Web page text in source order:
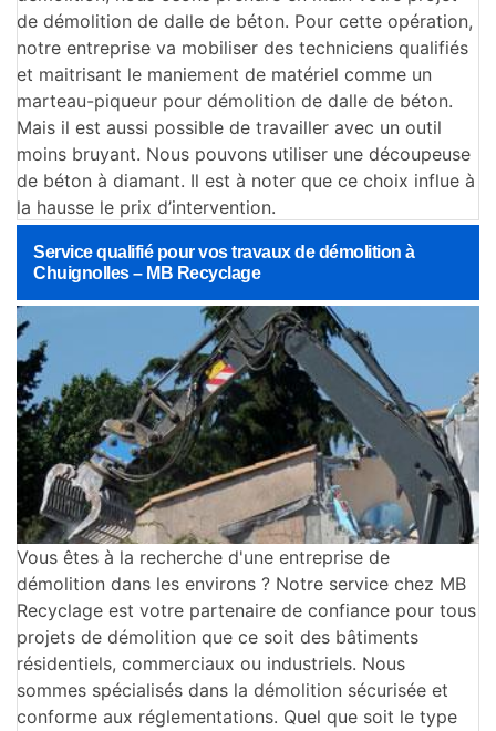
de démolition de dalle de béton. Pour cette opération,
notre entreprise va mobiliser des techniciens qualifiés
et maitrisant le maniement de matériel comme un
marteau-piqueur pour démolition de dalle de béton.
Mais il est aussi possible de travailler avec un outil
moins bruyant. Nous pouvons utiliser une découpeuse
de béton à diamant. Il est à noter que ce choix influe à
la hausse le prix d’intervention.
Service qualifié pour vos travaux de démolition à
Chuignolles – MB Recyclage
Vous êtes à la recherche d'une entreprise de
démolition dans les environs ? Notre service chez MB
Recyclage est votre partenaire de confiance pour tous
projets de démolition que ce soit des bâtiments
résidentiels, commerciaux ou industriels. Nous
sommes spécialisés dans la démolition sécurisée et
conforme aux réglementations. Quel que soit le type